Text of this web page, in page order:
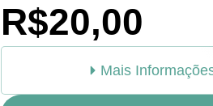
R$20,00
Mais